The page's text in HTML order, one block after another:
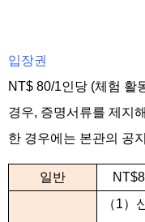
입장권
NT$ 80/1인당 (체험 활
경우, 증명서류를 제지
한 경우에는 본관의 공
일반
（1）